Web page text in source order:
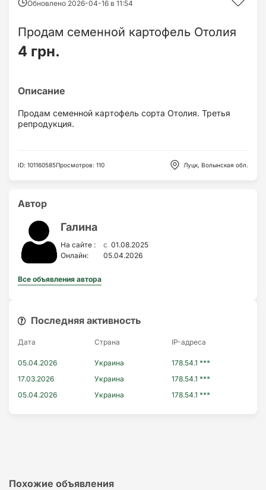
Обновлено 2026-04-16 в 11:54
Продам семенной картофель Отолия
4 грн.
Продам семенной картофель сорта Отолия. Третья
репродукция.
ID: 101160585Просмотров: 110 Луцк, Волынская обл.
Автор
Галина
На сайте : c 01.08.2025
Онлайн:
05.04.2026
Все объявления автора
Последняя активность
Дата Страна IP-адресa
05.04.2026 Украина
178.54.1 ***
17.03.2026
Украина
178.54.1 ***
05.04.2026
Украина 178.54.1 ***
Похожие объявления